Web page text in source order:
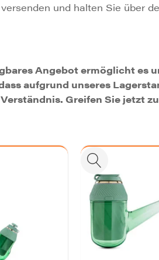
und halten Sie über
Angebot ermöglicht es
aufgrund unseres
Greifen Sie jetzt